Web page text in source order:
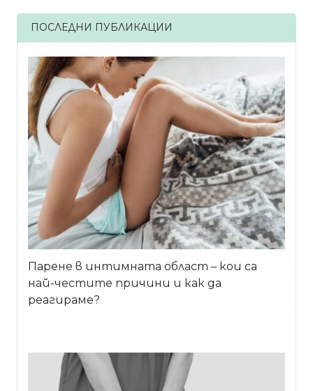
ПОСЛЕДНИ ПУБЛИКАЦИИ
Парене в интимната област – кои са
най-честите причини и как да
реагираме?